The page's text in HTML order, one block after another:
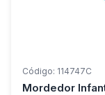
Código: 114747C
Mordedor